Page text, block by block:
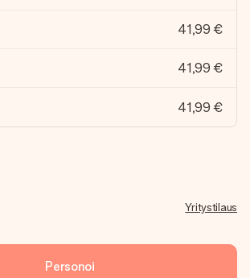
41,99 €
41,99 €
41,99 €
Yritystilaus
Personoi